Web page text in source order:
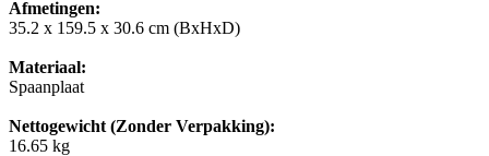
Afmetingen:
35.2 x 159.5 x 30.6 cm (BxHxD)
Materiaal:
Spaanplaat
Nettogewicht (Zonder Verpakking):
16.65 kg